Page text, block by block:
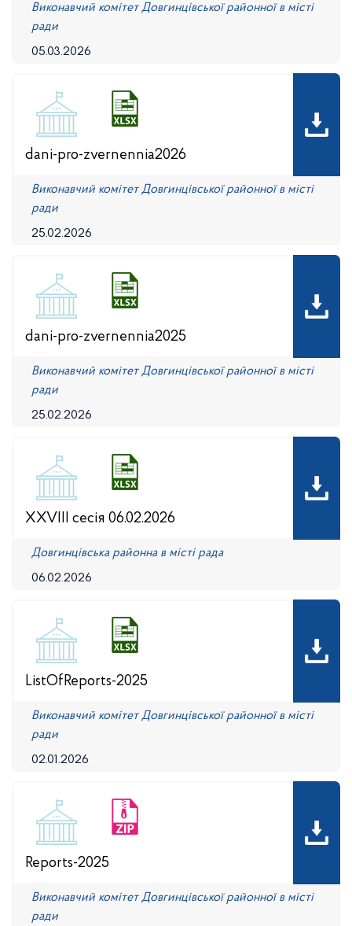
05.03.2026
Виконавчий комітет Довгинцівської районної в місті
ради
dani-pro-zvernennia2026
25.02.2026
Виконавчий комітет Довгинцівської районної в місті
ради
dani-pro-zvernennia2025
25.02.2026
Виконавчий комітет Довгинцівської районної в місті
ради
XXVIII сесія 06.02.2026
06.02.2026
Довгинцівська районна в місті рада
ListOfReports-2025
02.01.2026
Виконавчий комітет Довгинцівської районної в місті
ради
Reports-2025
Виконавчий комітет Довгинцівської районної в місті
ради